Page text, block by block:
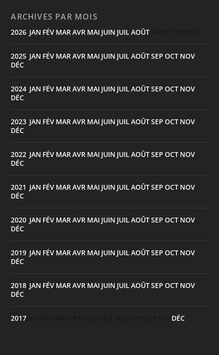
ARCHIVES PAR MOIS
2026 JAN FÉV MARAVR MAI JUIN JUILAOÛT
2025 JAN FÉV MARAVR MAI JUIN JUILAOÛTSEP OCT NOV
DÉC
2024 JAN FÉV MARAVR MAI JUIN JUILAOÛTSEP OCT NOV
DÉC
2023 JAN FÉV MARAVR MAI JUIN JUILAOÛTSEP OCT NOV
DÉC
2022 JAN FÉV MARAVR MAI JUIN JUILAOÛTSEP OCT NOV
DÉC
2021 JAN FÉV MARAVR MAI JUIN JUILAOÛTSEP OCT NOV
DÉC
2020 JAN FÉV MARAVR MAI JUIN JUILAOÛTSEP OCT NOV
DÉC
2019 JAN FÉV MARAVR MAI JUIN JUILAOÛTSEP OCT NOV
DÉC
2018 JAN FÉV MARAVR MAI JUIN JUILAOÛTSEP OCT NOV
DÉC
2017 DÉC